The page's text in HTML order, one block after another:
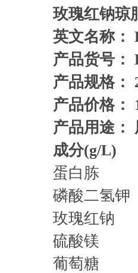
玫瑰红钠琼
英文名称：
产品货号：
产品规格：
产品价格：
产品用途：
成分(g/L)
蛋白胨
磷酸二氢
玫瑰红钠
硫酸镁
葡萄糖